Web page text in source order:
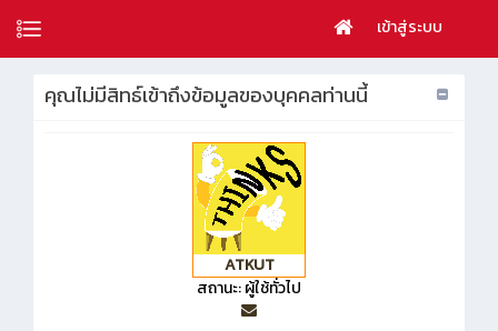
เข้าสู่ระบบ
คุณไม่มีสิทธ์เข้าถึงข้อมูลของบุคคลท่านนี้
ATKUT
สถานะ: ผู้ใช้ทั่วไป